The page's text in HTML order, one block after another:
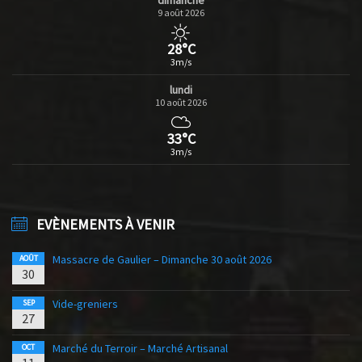
9 août 2026
28°C
3m/s
lundi
10 août 2026
33°C
3m/s
EVÈNEMENTS À VENIR
AOÛT
30
Massacre de Gaulier – Dimanche 30 août 2026
SEP
27
Vide-greniers
OCT Marché du Terroir – Marché Artisanal